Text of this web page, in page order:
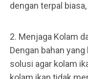
dengan terpal
2. Menjaga Kolam
Dengan bahan
solusi agar kolam